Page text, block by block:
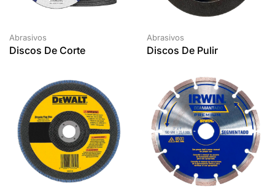
Abrasivos
Discos De Corte
Abrasivos
Discos De Pulir